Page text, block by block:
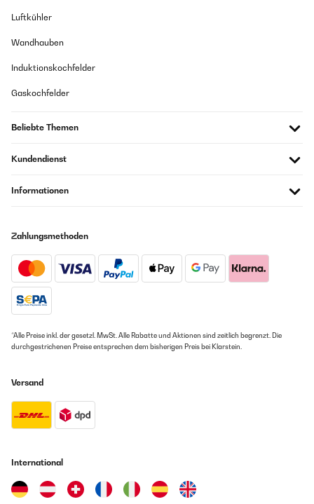
Luftkühler
Wandhauben
Induktionskochfelder
Gaskochfelder
Beliebte Themen
Kundendienst
Informationen
Zahlungsmethoden
*Alle Preise inkl. der gesetzl. MwSt. Alle Rabatte und Aktionen sind zeitlich begrenzt. Die
durchgestrichenen Preise entsprechen dem bisherigen Preis bei Klarstein.
Versand
International